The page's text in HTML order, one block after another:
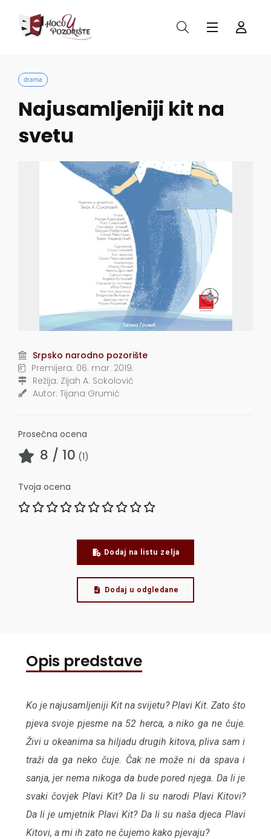
drama
Najusamljeniji kit na
svetu
Srpsko narodno pozorište
Premijera: 06. mar. 2019.
Režija: Zijah A. Sokolović
Autor: Tijana Grumić
Prosečna ocena
8 / 10 (1)
Tvoja ocena
Dodaj na listu zelja
Dodaj u odgledane
Opis predstave
Ko je najusamljeniji Kit na svijetu? Plavi Kit. Zato što
pjeva svoje pjesme na 52 herca, a niko ga ne čuje.
Živi u okeanima sa hiljadu drugih kitova, pliva sam i
traži da ga neko čuje. Čak ne može ni da spava i
sanja, jer nema nikoga da bude pored njega. Da li je
svaki čovjek Plavi Kit? Da li su narodi Plavi Kitovi?
Da li je umjetnik Plavi Kit? Da li su naša djeca Plavi
Kitovi, a mi ih zato ne čujemo kako pjevaju?